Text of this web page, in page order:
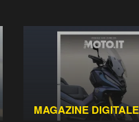
MAGAZINE DIGITALE